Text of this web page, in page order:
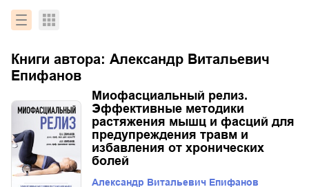
Книги автора: Александр Витальевич
Епифанов
Миофасциальный релиз.
Эффективные методики
растяжения мышц и фасций для
предупреждения травм и
избавления от хронических
болей
Александр Витальевич Епифанов